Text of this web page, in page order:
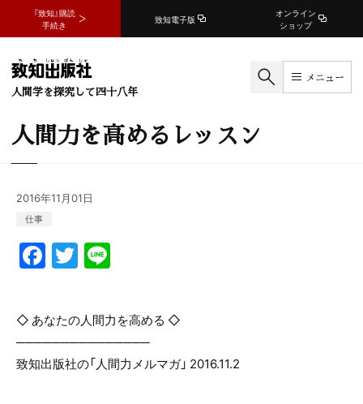
『致知』購読
手続き
致知電子版
オンライン
ショップ
人間学を探究して四十八年
メニュー
人間力を高めるレッスン
2016年11月01日
仕事
F
a
c
e
b
T
w
itt
er
e
◇ あなたの人間力を高める ◇
───────────────
致知出版社の「人間力メルマガ」 2016.11.2